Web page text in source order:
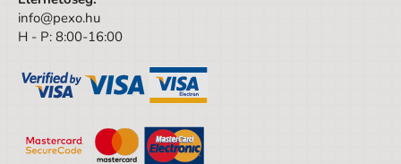
A csomagolás magassága
Kortól
Készlet/Szett/Csomag
info@pexo.hu
H - P: 8:00-16:00